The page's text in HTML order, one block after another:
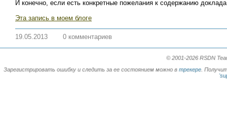
И конечно, если есть конкретные пожелания к содержанию
Эта запись в моем блоге
19.05.2013 0 комментариев
© 2001-2026 RSDN
Зарегистрировать ошибку и следить за ее состоянием можно в трекере .